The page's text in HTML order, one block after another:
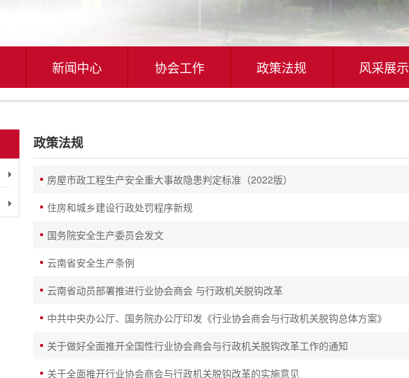
新闻中心 协会工作 政策法规 风采展示
政策法规
房屋市政工程生产安全重大事故隐患判定标准（2022版）
住房和城乡建设行政处罚程序新规
国务院安全生产委员会发文
云南省安全生产条例
云南省动员部署推进行业协会商会 与行政机关脱钩改革
中共中央办公厅、国务院办公厅印发《行业协会商会与行政机关脱钩总体方案》
关于做好全面推开全国性行业协会商会与行政机关脱钩改革工作的通知
关于全面推开行业协会商会与行政机关脱钩改革的实施意见